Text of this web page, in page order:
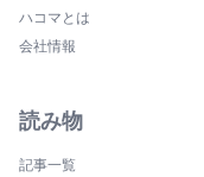
ハコマとは
会社情報
読み物
記事一覧